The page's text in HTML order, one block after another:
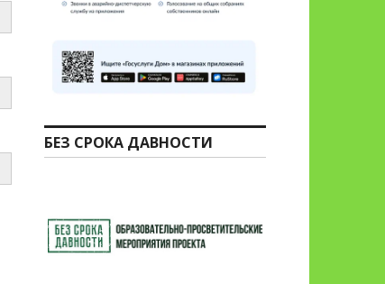
БЕЗ СРОКА ДАВНОСТИ